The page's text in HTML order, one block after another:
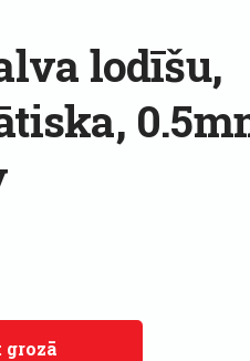
lodīšu,